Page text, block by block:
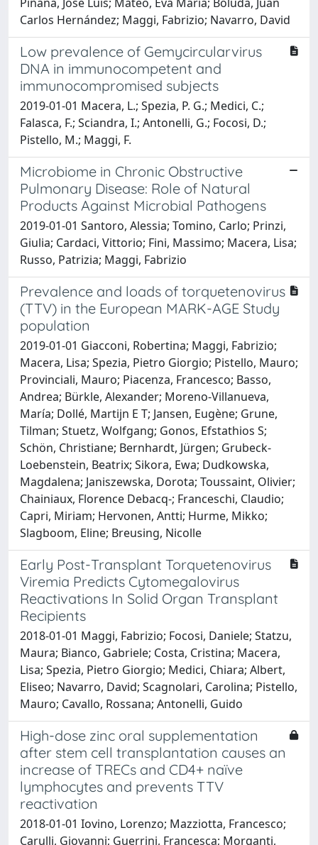
Carlos Hernández; Maggi, Fabrizio; Navarro, David
Low prevalence of Gemycircularvirus
DNA in immunocompetent and
immunocompromised subjects
2019-01-01 Macera, L.; Spezia, P. G.; Medici, C.;
Falasca, F.; Sciandra, I.; Antonelli, G.; Focosi, D.;
Pistello, M.; Maggi, F.
Microbiome in Chronic Obstructive
Pulmonary Disease: Role of Natural
Products Against Microbial Pathogens
2019-01-01 Santoro, Alessia; Tomino, Carlo; Prinzi,
Giulia; Cardaci, Vittorio; Fini, Massimo; Macera, Lisa;
Russo, Patrizia; Maggi, Fabrizio
Prevalence and loads of torquetenovirus
(TTV) in the European MARK-AGE Study
population
2019-01-01 Giacconi, Robertina; Maggi, Fabrizio;
Macera, Lisa; Spezia, Pietro Giorgio; Pistello, Mauro;
Provinciali, Mauro; Piacenza, Francesco; Basso,
Andrea; Bürkle, Alexander; Moreno-Villanueva,
María; Dollé, Martijn E T; Jansen, Eugène; Grune,
Tilman; Stuetz, Wolfgang; Gonos, Efstathios S;
Schön, Christiane; Bernhardt, Jürgen; Grubeck-
Loebenstein, Beatrix; Sikora, Ewa; Dudkowska,
Magdalena; Janiszewska, Dorota; Toussaint, Olivier;
Chainiaux, Florence Debacq-; Franceschi, Claudio;
Capri, Miriam; Hervonen, Antti; Hurme, Mikko;
Slagboom, Eline; Breusing, Nicolle
Early Post-Transplant Torquetenovirus
Viremia Predicts Cytomegalovirus
Reactivations In Solid Organ Transplant
Recipients
2018-01-01 Maggi, Fabrizio; Focosi, Daniele; Statzu,
Maura; Bianco, Gabriele; Costa, Cristina; Macera,
Lisa; Spezia, Pietro Giorgio; Medici, Chiara; Albert,
Eliseo; Navarro, David; Scagnolari, Carolina; Pistello,
Mauro; Cavallo, Rossana; Antonelli, Guido
High-dose zinc oral supplementation
after stem cell transplantation causes an
increase of TRECs and CD4+ naïve
lymphocytes and prevents TTV
reactivation
2018-01-01 Iovino, Lorenzo; Mazziotta, Francesco;
Carulli, Giovanni; Guerrini, Francesca; Morganti,